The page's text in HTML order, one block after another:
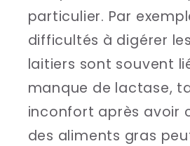
particulier. Par
difficultés à digérer
laitiers sont souvent
manque de lactase,
inconfort après avoir
des aliments gras